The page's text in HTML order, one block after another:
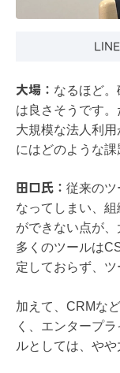
大場： なるほど
は良さそうです。
大規模な法人利
にはどのような課
​​田口氏： 従来のツ
なってしまい、
ができない点が
多くのツールは
定しておらず、​​ツ
加えて、CRMな
く、エンタープ
ルとしては、やや